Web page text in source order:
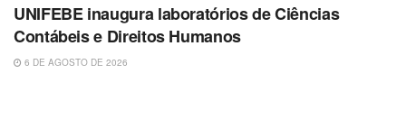
UNIFEBE inaugura laboratórios de Ciências
Contábeis e Direitos Humanos
6 DE AGOSTO DE 2026